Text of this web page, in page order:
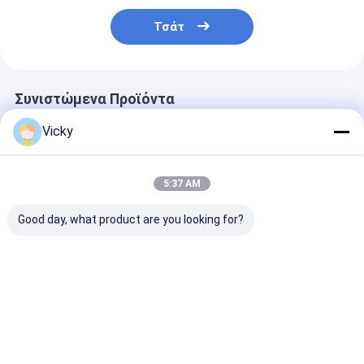
Μηχανή επιστρώματος εξώθησης
μηχάνημα επίστρωσης του χαρτιού
Φγμένη λειωμένο μέταλλο μηχανή υφάσματος
Τσάτ
Συνιστώμενα Προϊόντα
Vicky
5:37 AM
Good day, what product are you looking for?